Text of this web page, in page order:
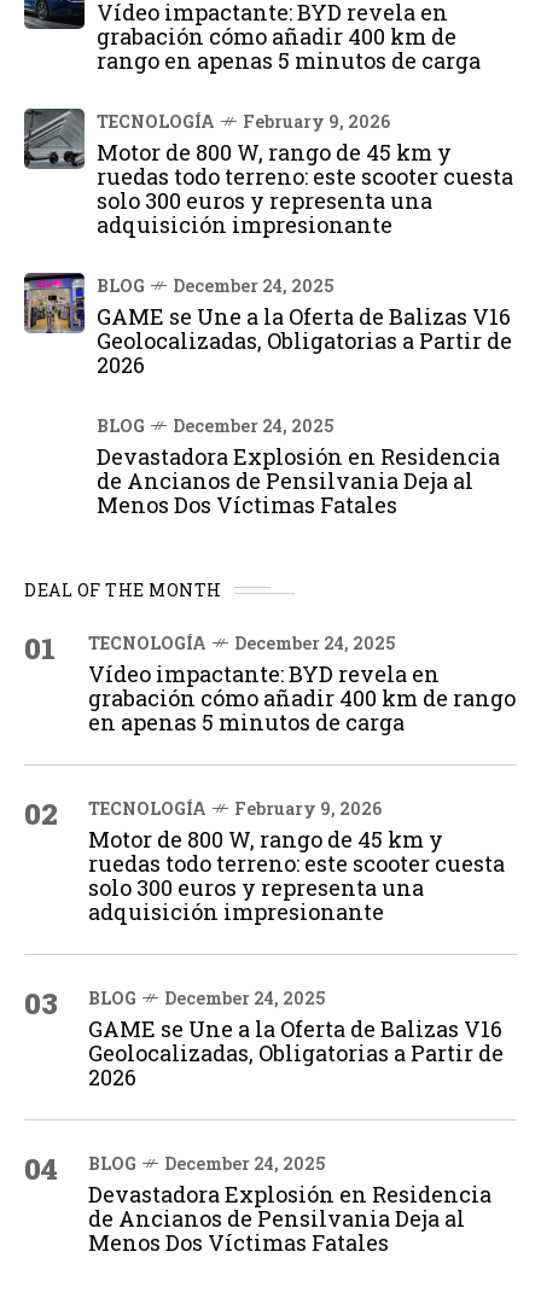
Vídeo impactante: BYD revela en
grabación cómo añadir 400 km de
rango en apenas 5 minutos de carga
TECNOLOGÍA February 9, 2026
Motor de 800 W, rango de 45 km y
ruedas todo terreno: este scooter cuesta
solo 300 euros y representa una
adquisición impresionante
BLOG December 24, 2025
GAME se Une a la Oferta de Balizas V16
Geolocalizadas, Obligatorias a Partir de
2026
BLOG December 24, 2025
Devastadora Explosión en Residencia
de Ancianos de Pensilvania Deja al
Menos Dos Víctimas Fatales
DEAL OF THE MONTH
01 TECNOLOGÍA December 24, 2025
Vídeo impactante: BYD revela en
grabación cómo añadir 400 km de rango
en apenas 5 minutos de carga
02 TECNOLOGÍA February 9, 2026
Motor de 800 W, rango de 45 km y
ruedas todo terreno: este scooter cuesta
solo 300 euros y representa una
adquisición impresionante
03 BLOG December 24, 2025
GAME se Une a la Oferta de Balizas V16
Geolocalizadas, Obligatorias a Partir de
2026
04 BLOG December 24, 2025
Devastadora Explosión en Residencia
de Ancianos de Pensilvania Deja al
Menos Dos Víctimas Fatales